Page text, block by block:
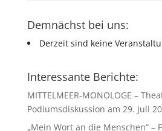
Demnächst bei uns:
Derzeit sind keine
Interessante Berichte:
MITTELMEER-MONOLOGE –
Podiumsdiskussion am 29. Juli
„Mein Wort an die Menschen“ –